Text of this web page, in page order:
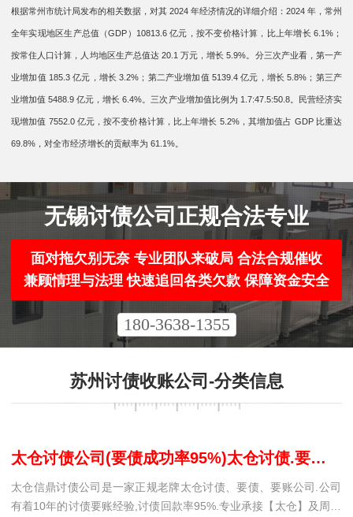
根据常州市统计局发布的相关数据，对其 2024 年经济情况的详细介绍：2024 年，常州
全年实现地区生产总值（GDP）10813.6 亿元，按不变价格计算，比上年增长 6.1%；
按常住人口计算，人均地区生产总值达 20.1 万元，增长 5.9%。分三次产业看，第一产
业增加值 185.3 亿元，增长 3.2%；第二产业增加值 5139.4 亿元，增长 5.8%；第三产
业增加值 5488.9 亿元，增长 6.4%。三次产业增加值比例为 1.7:47.5:50.8。民营经济实
现增加值 7552.0 亿元，按不变价格计算，比上年增长 5.2%，其增加值占 GDP 比重达
69.8%，对全市经济增长的贡献率为 61.1%。
无锡讨债公司正规合法专业
面对拖欠别无奈 专业团队来破局 合法合规催收
兼顾情理与法理 快速追回各类欠款 保障资金安全
180-3638-1355
苏州讨债收账公司-分类信息
太仓讨债公司(要债成功率95%)太仓讨债.要账公司.收账公司@太仓信誓疑难债务纠纷处理
太仓信鼎讨债公司是一家正规老牌太仓讨债、要债、要账公司.公司
有着10年的讨债要账经验,讨债回款率95%.专业承接【太仓】及周边